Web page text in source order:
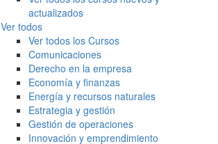
actualizados
Ver todos
Ver todos los Cursos
Comunicaciones
Derecho en la empresa
Economía y finanzas
Energía y recursos naturales
Estrategia y gestión
Gestión de operaciones
Innovación y emprendimiento